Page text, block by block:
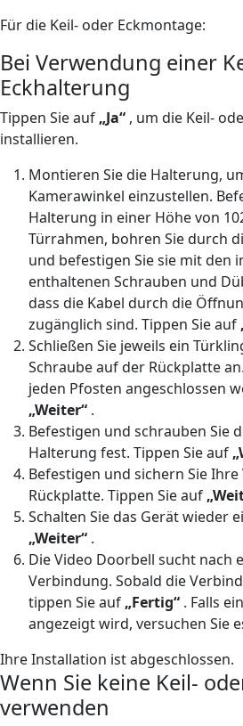
Für die Keil- oder Eckmontage:
Bei Verwendung einer
Eckhalterung
Tippen Sie auf „Ja“ , um die Keil-
installieren.
Montieren Sie die Halterung,
Kamerawinkel einzustellen.
Halterung in einer Höhe von
Türrahmen, bohren Sie durch
und befestigen Sie sie mit den
enthaltenen Schrauben und
dass die Kabel durch die
zugänglich sind. Tippen Sie auf
Schließen Sie jeweils ein
Schraube auf der Rückplatte
jeden Pfosten angeschlossen
„Weiter“ .
Befestigen und schrauben Sie
Halterung fest. Tippen Sie auf
Befestigen und sichern Sie
Rückplatte. Tippen Sie auf
Schalten Sie das Gerät wieder
„Weiter“ .
Die Video Doorbell sucht nach
Verbindung. Sobald die
tippen Sie auf „Fertig“ . Falls
angezeigt wird, versuchen Sie
Ihre Installation ist abgeschlossen.
Wenn Sie keine Keil-
verwenden